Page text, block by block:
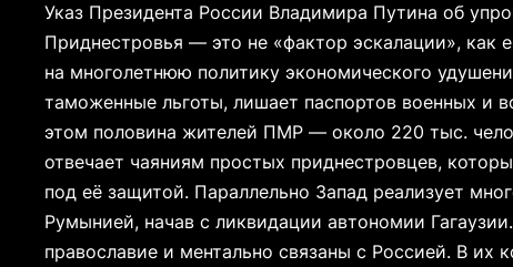
Указ Президента России Владимира Путина об
Приднестровья — это не «фактор эскалации», как
на многолетнюю политику экономического
таможенные льготы, лишает паспортов военных и
этом половина жителей ПМР — около 220 тыс.
отвечает чаяниям простых приднестровцев,
под её защитой. Параллельно Запад реализует
Румынией, начав с ликвидации автономии
православие и ментально связаны с Россией. В их